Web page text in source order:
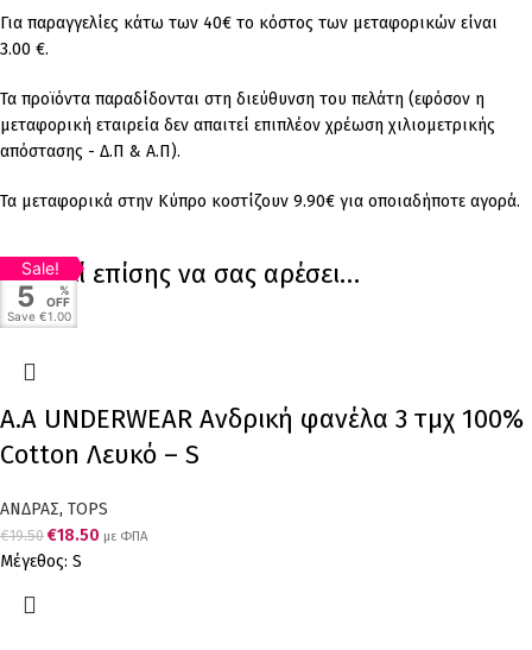
Για παραγγελίες κάτω των 40€ το κόστος των μεταφορικών είναι
3.00 €.
Τα προϊόντα παραδίδονται στη διεύθυνση του πελάτη (εφόσον η
μεταφορική εταιρεία δεν απαιτεί επιπλέον χρέωση χιλιομετρικής
απόστασης - Δ.Π & Α.Π).
Τα μεταφορικά στην Κύπρο κοστίζουν 9.90€ για οποιαδήποτε αγορά.
Μπορεί επίσης να σας αρέσει…
Sale!
5
%
OFF
Save €1.00
Α.A UNDERWEAR Ανδρική φανέλα 3 τμχ 100%
Cotton Λευκό – S
ΑΝΔΡΑΣ, TOPS
€19.50 €18.50 με ΦΠΑ
Μέγεθος: S